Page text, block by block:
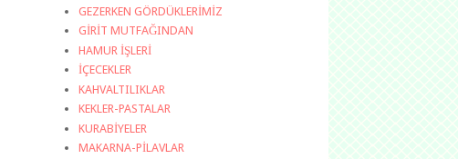
GEZERKEN GÖRDÜKLERİMİZ
GİRİT MUTFAĞINDAN
HAMUR İŞLERİ
İÇECEKLER
KAHVALTILIKLAR
KEKLER-PASTALAR
KURABİYELER
MAKARNA-PİLAVLAR